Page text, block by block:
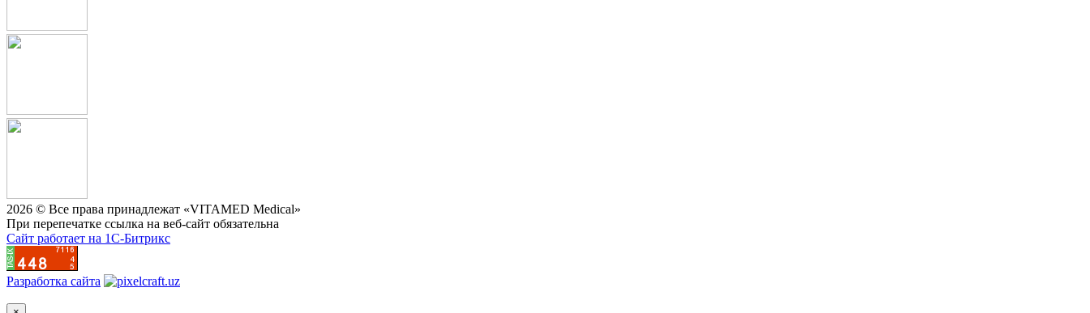
2026 © Все права принадлежат «VITAMED Medical»
При перепечатке ссылка на веб-сайт обязательна
Сайт работает на 1C-Битрикс
Разработка сайта